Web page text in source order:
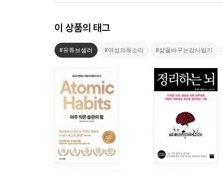
이 상품의 태그
#유튜브셀러 #여성의목소리 #삶을바꾸는감사일기